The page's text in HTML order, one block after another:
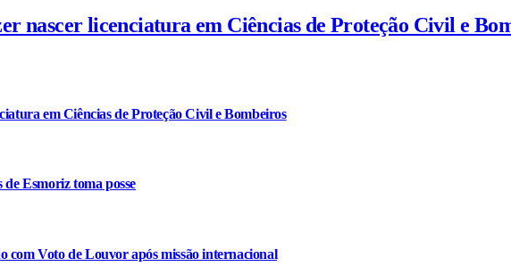
nascer licenciatura em Ciências de Proteção Civil e
em Ciências de Proteção Civil e Bombeiros
Esmoriz toma posse
com Voto de Louvor após missão internacional